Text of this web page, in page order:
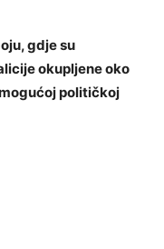
gdje su
okupljene oko
političkoj